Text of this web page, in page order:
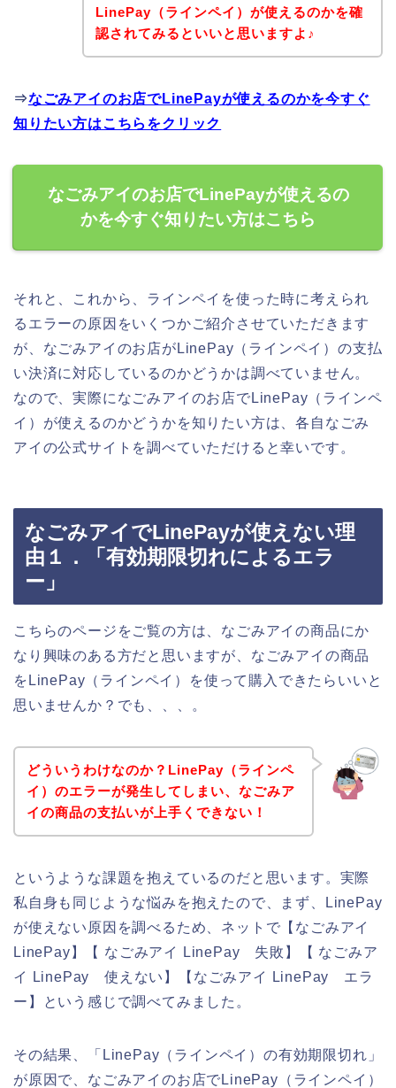
LinePay（ラインペイ）が使えるのかを確
認されてみるといいと思いますよ♪
⇒なごみアイのお店でLinePayが使えるのかを今すぐ
知りたい方はこちらをクリック
なごみアイのお店でLinePayが使えるの
かを今すぐ知りたい方はこちら
それと、これから、ラインペイを使った時に考えられ
るエラーの原因をいくつかご紹介させていただきます
が、なごみアイのお店がLinePay（ラインペイ）の支払
い決済に対応しているのかどうかは調べていません。
なので、実際になごみアイのお店でLinePay（ラインペ
イ）が使えるのかどうかを知りたい方は、各自なごみ
アイの公式サイトを調べていただけると幸いです。
なごみアイでLinePayが使えない理
由１．「有効期限切れによるエラ
ー」
こちらのページをご覧の方は、なごみアイの商品にか
なり興味のある方だと思いますが、なごみアイの商品
をLinePay（ラインペイ）を使って購入できたらいいと
思いませんか？でも、、、。
どういうわけなのか？LinePay（ラインペ
イ）のエラーが発生してしまい、なごみア
イの商品の支払いが上手くできない！
というような課題を抱えているのだと思います。実際
私自身も同じような悩みを抱えたので、まず、LinePay
が使えない原因を調べるため、ネットで【なごみアイ
LinePay】【 なごみアイ LinePay 失敗】【 なごみア
イ LinePay 使えない】【なごみアイ LinePay エラ
ー】という感じで調べてみました。
その結果、「LinePay（ラインペイ）の有効期限切れ」
が原因で、なごみアイのお店でLinePay（ラインペイ）